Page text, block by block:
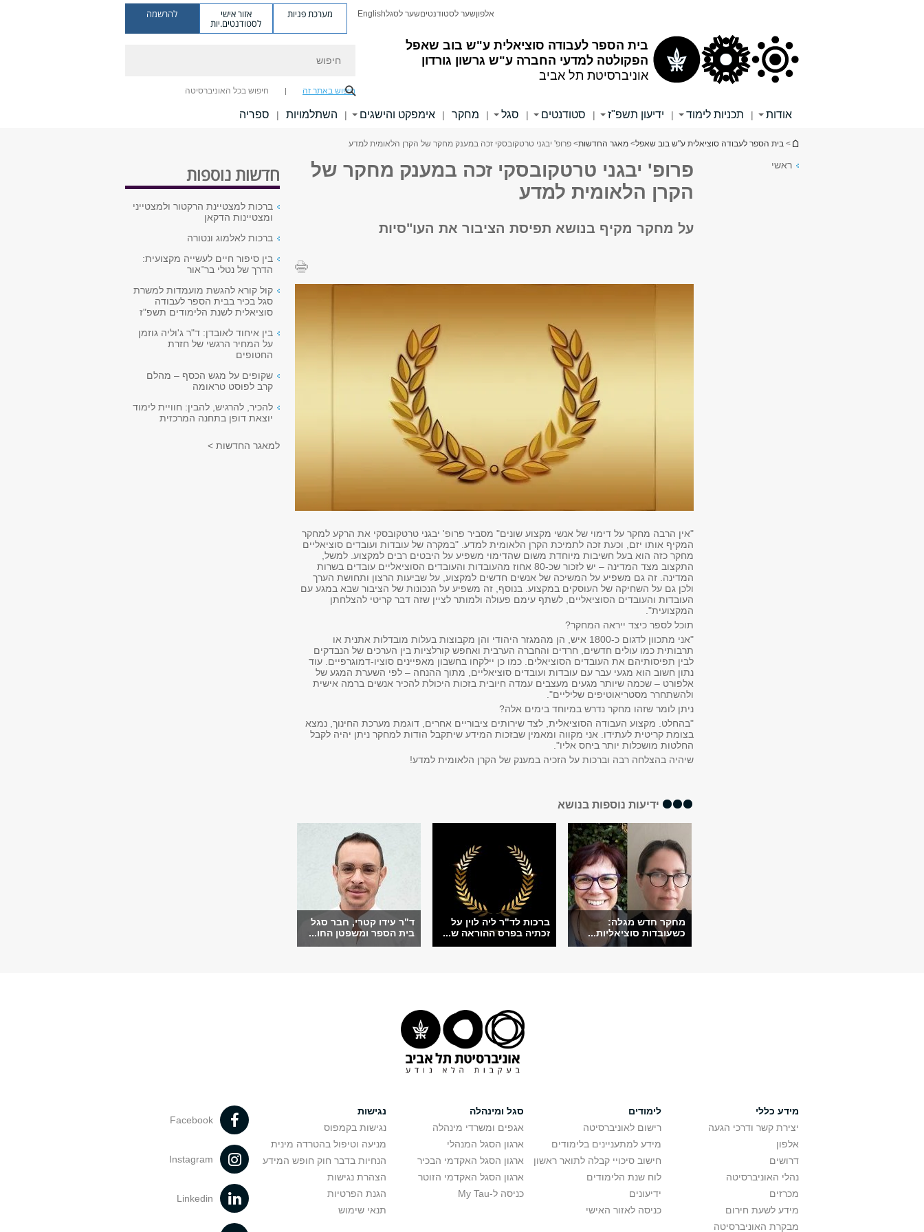
בית הספר לעבודה סוציאלית ע"ש בוב שאפל
הפקולטה למדעי החברה ע"ש גרשון גורדון
אוניברסיטת תל אביב
אלפוןשער לסטודנטיםשער לסגלEnglish מערכת פניות אזור אישי
לסטודנטים.יות
להרשמה
חיפוש באתר זה חיפוש בכל האוניברסיטה
אודות | תכניות לימוד | ידיעון תשפ"ז | סטודנטים | סגל | מחקר | אימפקט והישגים | השתלמויות | ספריה
הינך נמצא כאן
> בית הספר לעבודה סוציאלית ע"ש בוב שאפל> מאגר החדשות> פרופ' יבגני טרטקובסקי זכה במענק מחקר של הקרן הלאומית למדע
ראשי
פרופ' יבגני טרטקובסקי זכה במענק מחקר של
הקרן הלאומית למדע
על מחקר מקיף בנושא תפיסת הציבור את העו"סיות
"אין הרבה מחקר על דימוי של אנשי מקצוע שונים" מסביר פרופ' יבגני טרטקובסקי את הרקע למחקר
המקיף אותו יזם, וכעת זכה לתמיכת הקרן הלאומית למדע. "במקרה של עובדות ועובדים סוציאליים
מחקר כזה הוא בעל חשיבות מיוחדת משום שהדימוי משפיע על היבטים רבים למקצוע. למשל,
התקצוב מצד המדינה – יש לזכור שכ-80 אחוז מהעובדות והעובדים הסוציאליים עובדים בשרות
המדינה. זה גם משפיע על המשיכה של אנשים חדשים למקצוע, על שביעות הרצון ותחושת הערך
ולכן גם על השחיקה של העוסקים במקצוע. בנוסף, זה משפיע על הנכונות של הציבור שבא במגע עם
העובדות והעובדים הסוציאליים, לשתף עימם פעולה ולמותר לציין שזה דבר קריטי להצלחתן
המקצועית".
תוכל לספר כיצד ייראה המחקר?
"אני מתכוון לדגום כ-1800 איש, הן מהמגזר היהודי והן מקבוצות בעלות מובדלות אתנית או
תרבותית כמו עולים חדשים, חרדים והחברה הערבית ואחפש קורלציות בין הערכים של הנבדקים
לבין תפיסותיהם את העובדים הסוציאלים. כמו כן יילקחו בחשבון מאפיינים סוציו-דמוגרפיים. עוד
נתון חשוב הוא מגעי עבר עם עובדות ועובדים סוציאליים, מתוך ההנחה – לפי השערת המגע של
אלפורט – שכמה שיותר מגעים מעצבים עמדה חיובית בזכות היכולת להכיר אנשים ברמה אישית
ולהשתחרר מסטריאוטיפים שליליים".
ניתן לומר שזהו מחקר נדרש במיוחד בימים אלה?
"בהחלט. מקצוע העבודה הסוציאלית, לצד שירותים ציבוריים אחרים, דוגמת מערכת החינוך, נמצא
בצומת קריטית לעתידו. אני מקווה ומאמין שבזכות המידע שיתקבל הודות למחקר ניתן יהיה לקבל
החלטות מושכלות יותר ביחס אליו".
שיהיה בהצלחה רבה וברכות על הזכיה במענק של הקרן הלאומית למדע!
ידיעות נוספות בנושא
מחקר חדש מגלה:
כשעובדות סוציאליות...
ברכות לד"ר ליה לוין על
זכתיה בפרס ההוראה ש...
ד"ר עידו קטרי, חבר סגל
בית הספר ומשפטן החו...
חדשות נוספות
ברכות למצטיינת הרקטור ולמצטייני
ומצטיינות הדקאן
ברכות לאלמוג ונטורה
בין סיפור חיים לעשייה מקצועית:
הדרך של נטלי בר־אור
קול קורא להגשת מועמדות למשרת
סגל בכיר בבית הספר לעבודה
סוציאלית לשנת הלימודים תשפ"ז
בין איחוד לאובדן: ד"ר ג'וליה גוזמן
על המחיר הרגשי של חזרת
החטופים
שקופים על מגש הכסף – מהלם
קרב לפוסט טראומה
להכיר, להרגיש, להבין: חוויית לימוד
יוצאת דופן בתחנה המרכזית
למאגר החדשות >
מידע כללי
יצירת קשר ודרכי הגעה
אלפון
דרושים
נהלי האוניברסיטה
מכרזים
מידע לשעת חירום
מבקרת האוניברסיטה
לימודים
רישום לאוניברסיטה
מידע למתעניינים בלימודים
חישוב סיכויי קבלה לתואר ראשון
לוח שנת הלימודים
ידיעונים
כניסה לאזור האישי
סגל ומינהלה
אגפים ומשרדי מינהלה
ארגון הסגל המנהלי
ארגון הסגל האקדמי הבכיר
ארגון הסגל האקדמי הזוטר
כניסה ל-My Tau
נגישות
נגישות בקמפוס
מניעה וטיפול בהטרדה מינית
הנחיות בדבר חוק חופש המידע
הצהרת נגישות
הגנת הפרטיות
תנאי שימוש
Facebook
Instagram
Linkedin